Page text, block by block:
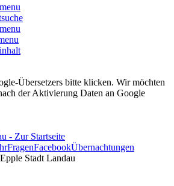
Übersetzers bitte klicken. Wir möchten
der Aktivierung Daten an Google
FragenFacebookÜbernachtungen